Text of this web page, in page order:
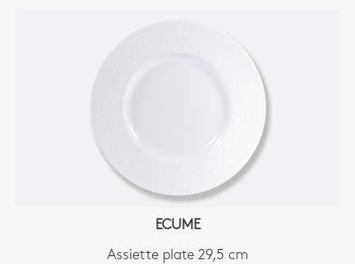
ECUME
Assiette plate 29,5 cm